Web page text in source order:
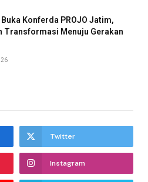
Konferda PROJO Jatim,
Transformasi Menuju Gerakan
Twitter
Instagram